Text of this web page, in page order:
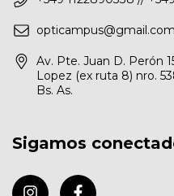
opticampus@gmail.com
Av. Pte. Juan D. Perón
Lopez (ex ruta 8) nro.
Bs. As.
Sigamos